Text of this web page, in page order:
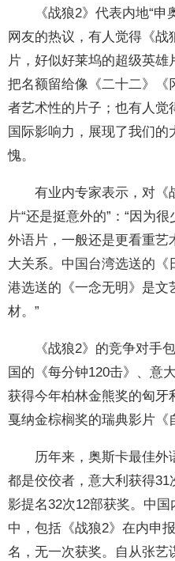
《战狼2》代表内地“申
网友的热议，有人觉得《战
片，好似好莱坞的超级英
把名额留给像《二十二》
者艺术性的片子；也有人觉
国际影响力，展现了我们的
愧。
有业内专家表示，对《
片“还是挺意外的”：“因为
外语片，一般还是更看重艺
大关系。中国台湾选送的《
港选送的《一念无明》是文
材。”
《战狼2》的竞争对手包
国的《每分钟120击》、意
获得今年柏林金熊奖的匈
戛纳金棕榈奖的瑞典影片《
历年来，奥斯卡最佳外
都是佼佼者，意大利获得
影提名32次12部获奖。中
中，包括《战狼2》在内申
名，无一次获奖。自从张艺